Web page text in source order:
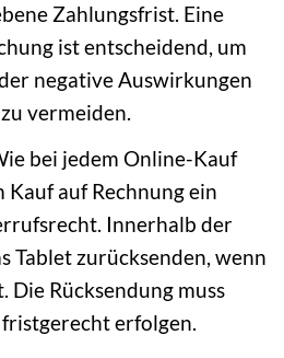
Zahlungsfrist. Eine
ist entscheidend, um
negative Auswirkungen
vermeiden.
bei jedem Online-Kauf
Kauf auf Rechnung ein
Innerhalb der
Tablet zurücksenden, wenn
Die Rücksendung muss
erfolgen.